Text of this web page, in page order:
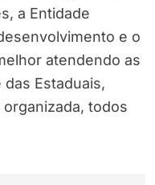
a Entidade
e o
atendendo as
Estaduais,
todos